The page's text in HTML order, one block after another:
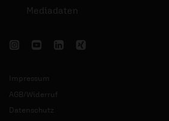
Mediadaten
Impressum
AGB/Widerruf
Datenschutz